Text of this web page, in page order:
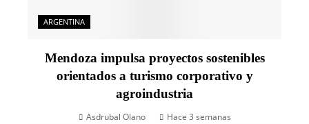
ARGENTINA
Mendoza impulsa proyectos sostenibles
orientados a turismo corporativo y
agroindustria
Asdrubal Olano Hace 3 semanas